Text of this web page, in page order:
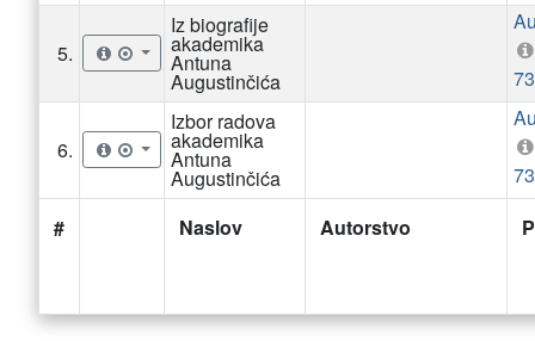
# Naslov Autorstvo
5.
Iz biografije
akademika
Antuna
Augustinčića
6.
Izbor radova
akademika
Antuna
Augustinčića